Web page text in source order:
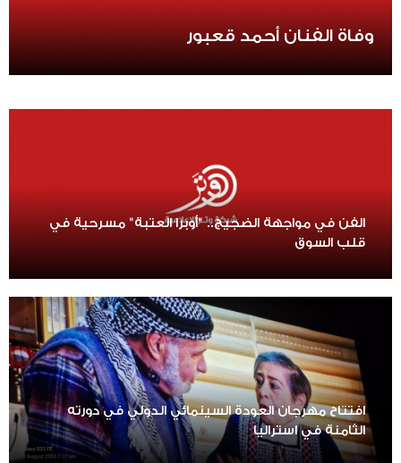
وفاة الفنان أحمد قعبور
الفن في مواجهة الضجيج.. "أوبرا العتبة" مسرحية في
قلب السوق
افتتاح مهرجان العودة السينمائي الدولي في دورته
الثامنة في استراليا